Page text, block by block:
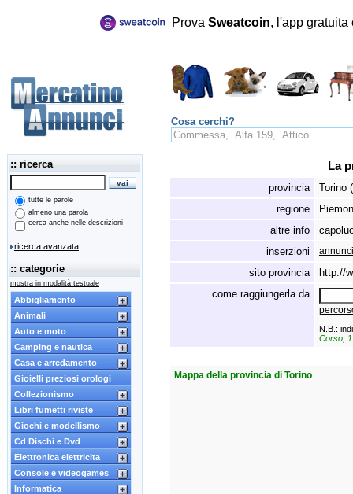
Prova Sweatcoin, l'app
Cosa cerchi?
:: ricerca
tutte le parole
almeno una parola
cerca anche nelle descrizioni
ricerca avanzata
:: categorie
mostra in modalità testuale
Abbigliamento
Animali
Auto e moto
Camping e nautica
Casa e arredamento
Gioielli preziosi orologi
Collezionismo
Libri fumetti riviste
Giochi e modellismo
Cd Dischi e Dvd
Elettronica elettricita
Console e videogames
Informatica
La
provincia
Torino
regione
altre info
inserzioni
sito provincia
http://
come raggiungerla da
N.B.:
Corso,
Mappa della provincia di Torino